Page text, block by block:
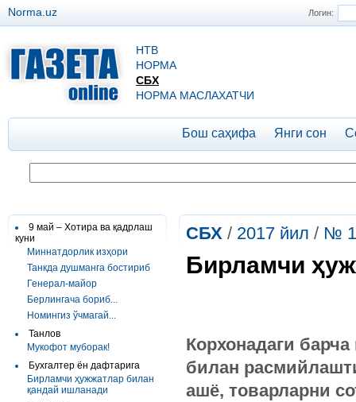
Логин:
Norma.uz
НТВ
НОРМА
СБХ
НОРМА МАСЛАХАТЧИ
Бош саҳифа Янги сон
9 май – Хотира ва қадрлаш
куни
Миннатдорлик изҳори
Танкда душманга бостириб
Генерал-майор
Берлингача бориб...
Номингиз ўчмагай...
Танлов
Мукофот муборак!
Бухгалтер ён дафтарига
Бирламчи ҳужжатлар билан
қандай ишланади
СБХ / 2017 йил / №
Бирламчи
Корхонадаги
билан
ашё, товарларни